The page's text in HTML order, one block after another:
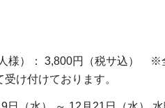
様）： 3,800円（税サ込） ※
け付けております。